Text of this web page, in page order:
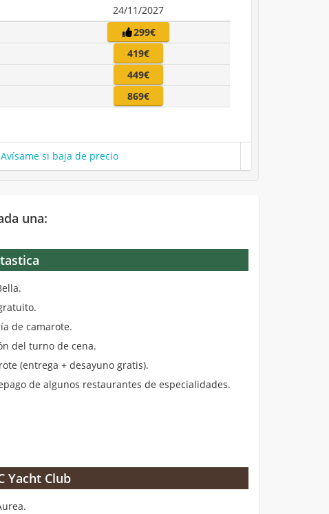
24/11/2027
299€
419€
449€
869€
Avísame si baja de precio
una:
de camarote.
del turno de cena.
(entrega + desayuno gratis).
de algunos restaurantes de especialidades.
Yacht Club